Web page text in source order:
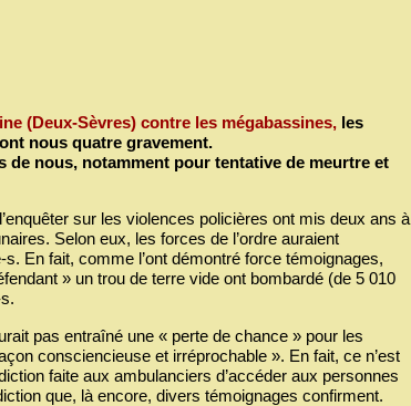
(Deux-Sèvres) contre les mégabassines, les
nous quatre gravement.
de nous, notamment pour tentative de meurtre et
sur les violences policières ont mis deux ans à
Selon eux, les forces de l’ordre auraient
En fait, comme l’ont démontré force témoignages,
» un trou de terre vide ont bombardé (de 5 010
pas entraîné une « perte de chance » pour les
consciencieuse et irréprochable ». En fait, ce n’est
faite aux ambulanciers d’accéder aux personnes
que, là encore, divers témoignages confirment.